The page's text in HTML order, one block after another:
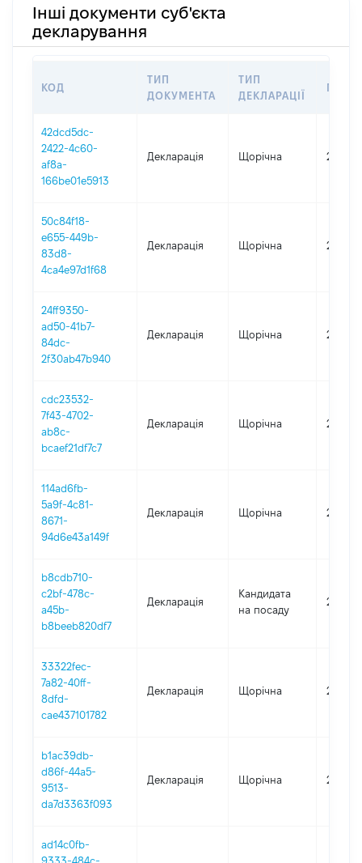
Інші документи суб'єкта
декларування
КОД
ТИП
ДОКУМЕНТА
ТИП
ДЕКЛАРАЦІЇ
42dcd5dc-
2422-4c60-
af8a-
166be01e5913
Декларація Щорічна 2025
50c84f18-
e655-449b-
83d8-
4ca4e97d1f68
Декларація Щорічна 2024
24ff9350-
ad50-41b7-
84dc-
2f30ab47b940
Декларація Щорічна 2023
cdc23532-
7f43-4702-
ab8c-
bcaef21df7c7
Декларація Щорічна 2022
114ad6fb-
5a9f-4c81-
8671-
94d6e43a149f
Декларація Щорічна 2021
b8cdb710-
c2bf-478c-
a45b-
b8beeb820df7
Декларація
Кандидата
на посаду
2020
33322fec-
7a82-40ff-
8dfd-
cae437101782
Декларація Щорічна 2018
b1ac39db-
d86f-44a5-
9513-
da7d3363f093
Декларація Щорічна 2017
ad14c0fb-
9333-484c-